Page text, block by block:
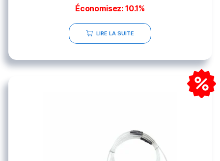
Économisez: 10.1%
LIRE LA SUITE